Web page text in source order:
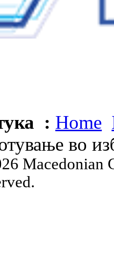
: Home
во
Macedonian